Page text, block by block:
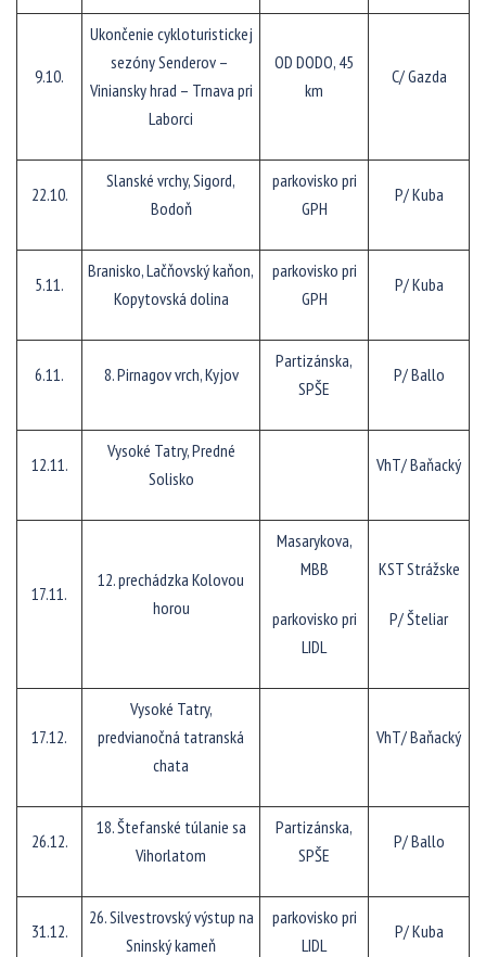
9.10.
Ukončenie cykloturistickej
sezóny Senderov –
Viniansky hrad – Trnava pri
Laborci
OD DODO, 45
km
C/ Gazda
22.10.
Slanské vrchy, Sigord,
Bodoň
parkovisko pri
GPH
P/ Kuba
5.11.
Branisko, Lačňovský kaňon,
Kopytovská dolina
parkovisko pri
GPH
P/ Kuba
6.11. 8. Pirnagov vrch, Kyjov
Partizánska,
SPŠE
P/ Ballo
12.11.
Vysoké Tatry, Predné
Solisko
VhT/ Baňacký
17.11.
12. prechádzka Kolovou
horou
Masarykova,
MBB
parkovisko pri
LIDL
KST Strážske
P/ Šteliar
17.12.
Vysoké Tatry,
predvianočná tatranská
chata
VhT/ Baňacký
26.12.
18. Štefanské túlanie sa
Vihorlatom
Partizánska,
SPŠE
P/ Ballo
31.12.
26. Silvestrovský výstup na
Sninský kameň
parkovisko pri
LIDL
P/ Kuba